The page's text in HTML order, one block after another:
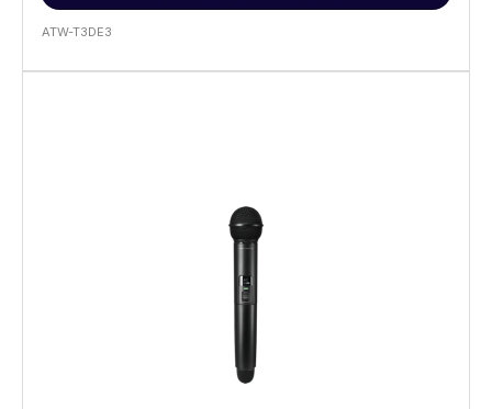
ATW-T3DE3